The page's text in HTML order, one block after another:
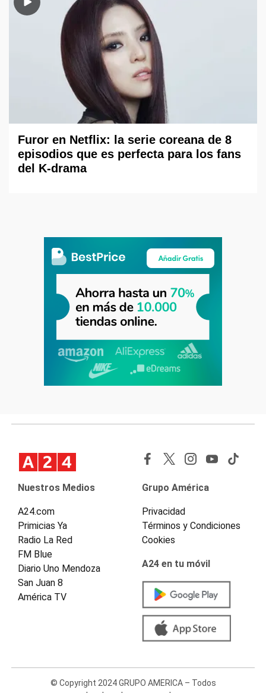
Furor en Netflix: la serie coreana de 8
episodios que es perfecta para los fans
del K-drama
Nuestros Medios
A24.com
Primicias Ya
Radio La Red
FM Blue
Diario Uno Mendoza
San Juan 8
América TV
Grupo América
Privacidad
Términos y Condiciones
Cookies
A24 en tu móvil
© Copyright 2024 GRUPO AMERICA – Todos